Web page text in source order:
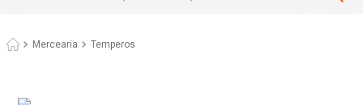
Mercearia Temperos